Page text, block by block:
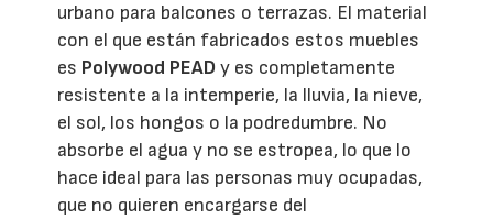
urbano para balcones o terrazas. El material
con el que están fabricados estos muebles
es Polywood PEADy es completamente
resistente a la intemperie, la lluvia, la nieve,
el sol, los hongos o la podredumbre. No
absorbe el agua y no se estropea, lo que lo
hace ideal para las personas muy ocupadas,
que no quieren encargarse del